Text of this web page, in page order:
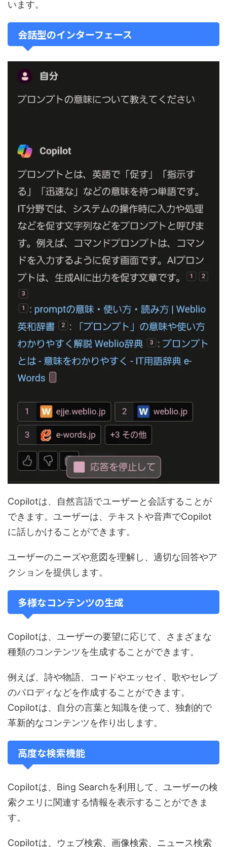
います。
会話型のインターフェース
Copilotは、自然言語でユーザーと会話することが
できます。ユーザーは、テキストや音声でCopilot
に話しかけることができます。
ユーザーのニーズや意図を理解し、適切な回答やア
クションを提供します。
多様なコンテンツの生成
Copilotは、ユーザーの要望に応じて、さまざまな
種類のコンテンツを生成することができます。
例えば、詩や物語、コードやエッセイ、歌やセレブ
のパロディなどを作成することができます。
Copilotは、自分の言葉と知識を使って、独創的で
革新的なコンテンツを作り出します。
高度な検索機能
Copilotは、Bing Searchを利用して、ユーザーの検
索クエリに関連する情報を表示することができま
す。
Copilotは、ウェブ検索、画像検索、ニュース検索